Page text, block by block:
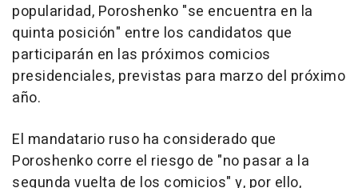
popularidad, Poroshenko "se encuentra en la
quinta posición" entre los candidatos que
participarán en las próximos comicios
presidenciales, previstas para marzo del próximo
año.
El mandatario ruso ha considerado que
Poroshenko corre el riesgo de "no pasar a la
segunda vuelta de los comicios" y, por ello,